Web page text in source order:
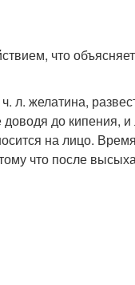
что
л. желатина,
до кипения, и
на лицо.
что после